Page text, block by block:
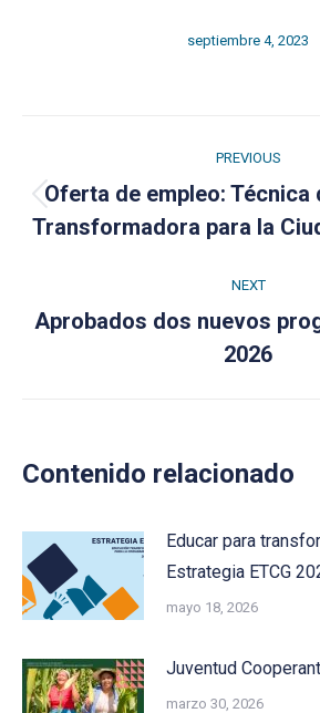
septiembre 4, 2023
navigation
PREVIOUS
Previous
post:
Oferta de empleo: Técnica
Transformadora para la
NEXT
Next
post:
Aprobados dos nuevos
2026
Contenido relacionado
Educar para
Estrategia ETCG
mayo 18, 2026
Juventud
marzo 30, 2026